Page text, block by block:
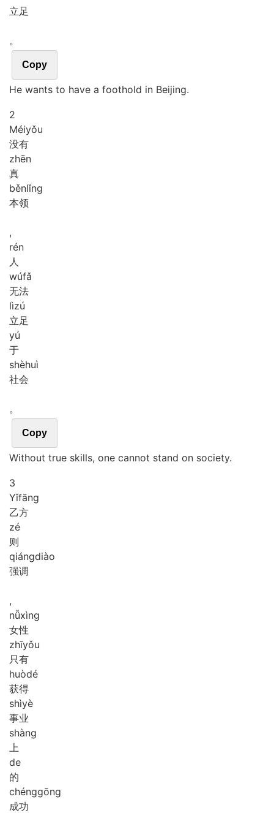
立足
。
Copy
He wants to have a foothold in Beijing.
2
Méiyǒu
没有
zhēn
真
běnlǐng
本领
,
rén
人
wúfǎ
无法
lìzú
立足
yú
于
shèhuì
社会
。
Copy
Without true skills, one cannot stand on society.
3
Yǐfāng
乙方
zé
则
qiángdiào
强调
,
nǚxìng
女性
zhīyǒu
只有
huòdé
获得
shìyè
事业
shàng
上
de
的
chénggōng
成功